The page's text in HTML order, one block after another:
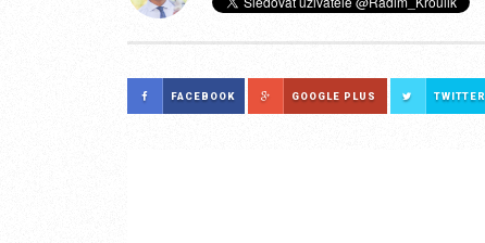
FACEBOOK GOOGLE PLUS TWITTER